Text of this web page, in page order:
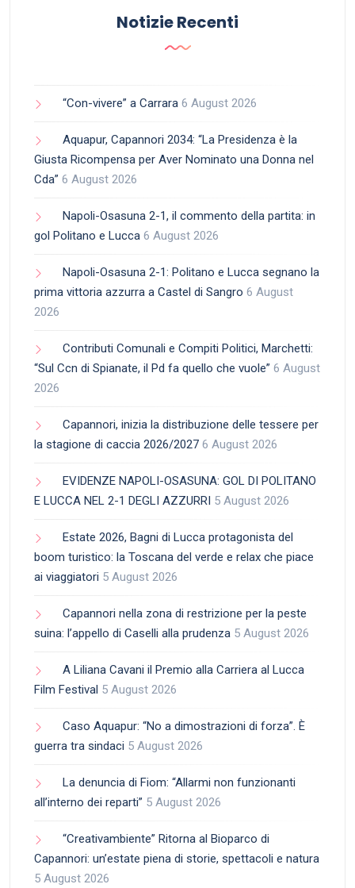
Notizie Recenti
“Con-vivere” a Carrara 6 August 2026
Aquapur, Capannori 2034: “La Presidenza è la
Giusta Ricompensa per Aver Nominato una Donna nel
Cda” 6 August 2026
Napoli-Osasuna 2-1, il commento della partita: in
gol Politano e Lucca 6 August 2026
Napoli-Osasuna 2-1: Politano e Lucca segnano la
prima vittoria azzurra a Castel di Sangro 6 August
2026
Contributi Comunali e Compiti Politici, Marchetti:
“Sul Ccn di Spianate, il Pd fa quello che vuole” 6 August
2026
Capannori, inizia la distribuzione delle tessere per
la stagione di caccia 2026/2027 6 August 2026
EVIDENZE NAPOLI-OSASUNA: GOL DI POLITANO
E LUCCA NEL 2-1 DEGLI AZZURRI 5 August 2026
Estate 2026, Bagni di Lucca protagonista del
boom turistico: la Toscana del verde e relax che piace
ai viaggiatori 5 August 2026
Capannori nella zona di restrizione per la peste
suina: l’appello di Caselli alla prudenza 5 August 2026
A Liliana Cavani il Premio alla Carriera al Lucca
Film Festival 5 August 2026
Caso Aquapur: “No a dimostrazioni di forza”. È
guerra tra sindaci 5 August 2026
La denuncia di Fiom: “Allarmi non funzionanti
all’interno dei reparti” 5 August 2026
“Creativambiente” Ritorna al Bioparco di
Capannori: un’estate piena di storie, spettacoli e natura
5 August 2026